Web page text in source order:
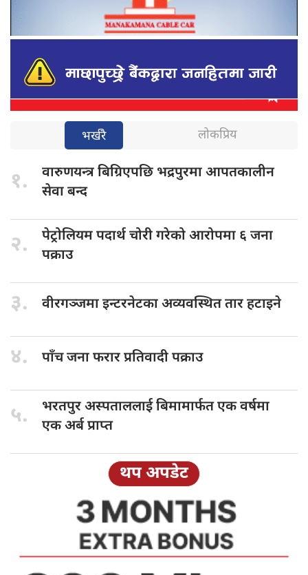
भर्खरै लोकप्रिय
१. वारुणयन्त्र बिग्रिएपछि भद्रपुरमा आपतकालीन
सेवा बन्द
२. पेट्रोलियम पदार्थचोरी गरेको आरोपमा ६ जना
पक्राउ
३. वीरगञ्जमा इन्टरनेटकाअव्यवस्थित तार हटाइने
४. पाँच जनाफरार प्रतिवादी पक्राउ
५. भरतपुर अस्पताललाईबिमामार्फत एक वर्षमा
एक अर्ब प्राप्त
थप अपडेट